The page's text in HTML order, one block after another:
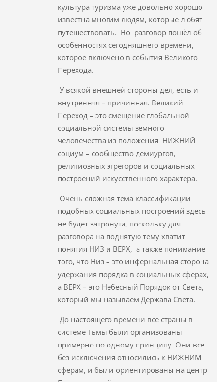
культура туризма уже довольно хорошо
известна многим людям, которые любят
путешествовать. Но разговор пошёл об
особенностях сегодняшнего времени,
которое включено в события Великого
Перехода.
У всякой внешней стороны дел, есть и
внутренняя – причинная. Великий
Переход – это смещение глобальной
социальной системы земного
человечества из положения НИЖНИЙ
социум – сообщество демиургов,
религиозных эгрегоров и социальных
построений искусственного характера.
Очень сложная тема классификации
подобных социальных построений здесь
не будет затронута, поскольку для
разговора на поднятую тему хватит
понятия НИЗ и ВЕРХ, а также понимание
того, что Низ – это инфернальная сторона
удержания порядка в социальных сферах,
а ВЕРХ – это Небесный Порядок от Света,
который мы называем Держава Света.
До настоящего времени все страны в
системе Тьмы были организованы
примерно по одному принципу. Они все
без исключения относились к НИЖНИМ
сферам, и были ориентированы на центр